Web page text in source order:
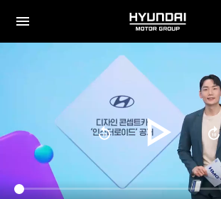
전체
HYUNDAI
MOTOR
GROUP